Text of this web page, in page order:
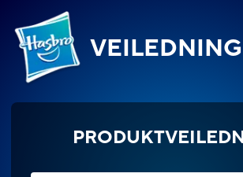
VEILEDNING